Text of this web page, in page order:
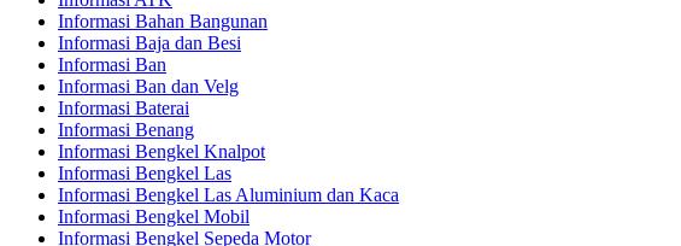
Informasi Bahan Bangunan
Informasi Baja dan Besi
Informasi Ban
Informasi Ban dan Velg
Informasi Baterai
Informasi Benang
Informasi Bengkel Knalpot
Informasi Bengkel Las
Informasi Bengkel Las Aluminium dan Kaca
Informasi Bengkel Mobil
Informasi Bengkel Sepeda Motor